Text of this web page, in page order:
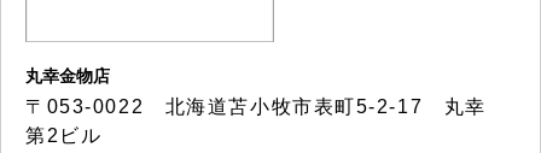
丸幸金物店
〒053-0022 北海道苫小牧市表町5-2-17 丸幸
第2ビル